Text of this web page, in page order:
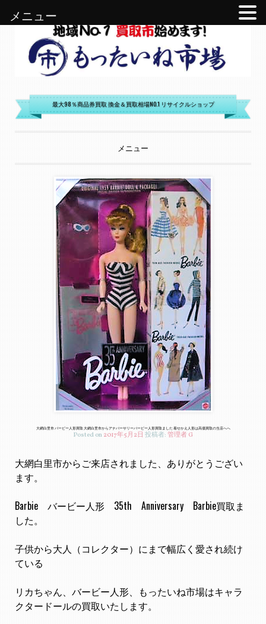
もったいね市場
最大98％商品券買取 換金＆買取相場NO.1 リサイクルショップ
メニュー
コンテンツへ移動
大網白里市 バービー人形買取 大網白里市からアナバーサリーバービー人形買取ました 着せかえ人形は高価買取の当店へへ
Posted on2017年5月2日 投稿者:管理者 G
大網白里市からご来店されました、ありがとうござい
ます。
Barbie バービー人形 35th Anniversary Barbie買取ま
した。
子供から大人（コレクター）にまで幅広く愛され続け
ている
リカちゃん、バービー人形、もったいね市場はキャラ
クタードールの買取いたします。
メニュー